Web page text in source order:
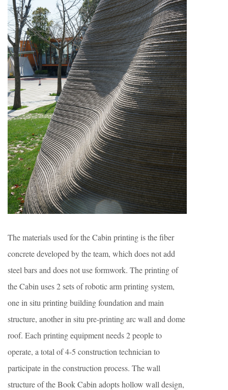
The materials used for the Cabin printing is the fiber
concrete developed by the team, which does not add
steel bars and does not use formwork. The printing of
the Cabin uses 2 sets of robotic arm printing system,
one in situ printing building foundation and main
structure, another in situ pre-printing arc wall and dome
roof. Each printing equipment needs 2 people to
operate, a total of 4-5 construction technician to
participate in the construction process. The wall
structure of the Book Cabin adopts hollow wall design,